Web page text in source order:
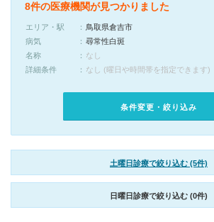
8件の医療機関が見つかりました
エリア・駅
鳥取県倉吉市
病気
尋常性白斑
名称
なし
詳細条件
なし (曜日や時間帯を指定できます)
条件変更・絞り込み
土曜日診療で絞り込む (5件)
日曜日診療で絞り込む (0件)